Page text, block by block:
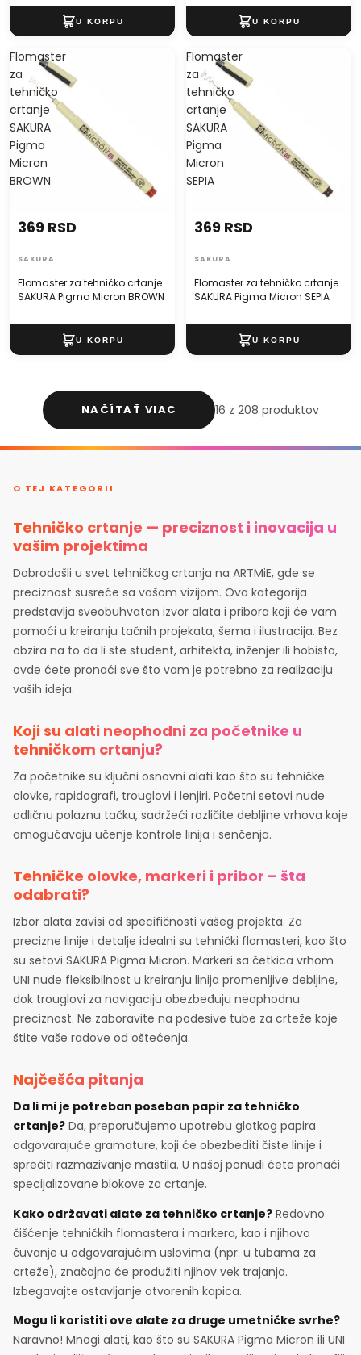
Flomaster
za
tehničko
crtanje
SAKURA
Pigma
Micron
BROWN
Flomaster za tehničko crtanje
SAKURA Pigma Micron BROWN
369 RSD
SAKURA
Flomaster
za
tehničko
crtanje
SAKURA
Pigma
Micron
SEPIA
Flomaster za tehničko crtanje
SAKURA Pigma Micron SEPIA
369 RSD
SAKURA
NAČÍTAŤ VIAC 16 z 208 produktov
O TEJ KATEGORII
Tehničko crtanje — preciznost i inovacija u
vašim projektima
Dobrodošli u svet tehničkog crtanja na ARTMiE, gde se
preciznost susreće sa vašom vizijom. Ova kategorija
predstavlja sveobuhvatan izvor alata i pribora koji će vam
pomoći u kreiranju tačnih projekata, šema i ilustracija. Bez
obzira na to da li ste student, arhitekta, inženjer ili hobista,
ovde ćete pronaći sve što vam je potrebno za realizaciju
vaših ideja.
Koji su alati neophodni za početnike u
tehničkom crtanju?
Za početnike su ključni osnovni alati kao što su tehničke
olovke, rapidografi, trouglovi i lenjiri. Početni setovi nude
odličnu polaznu tačku, sadržeći različite debljine vrhova koje
omogućavaju učenje kontrole linija i senčenja.
Tehničke olovke, markeri i pribor – šta
odabrati?
Izbor alata zavisi od specifičnosti vašeg projekta. Za
precizne linije i detalje idealni su tehnički flomasteri, kao što
su setovi SAKURA Pigma Micron. Markeri sa četkica vrhom
UNI nude fleksibilnost u kreiranju linija promenljive debljine,
dok trouglovi za navigaciju obezbeđuju neophodnu
preciznost. Ne zaboravite na podesive tube za crteže koje
štite vaše radove od oštećenja.
Najčešća pitanja
Da li mi je potreban poseban papir za tehničko
crtanje? Da, preporučujemo upotrebu glatkog papira
odgovarajuće gramature, koji će obezbediti čiste linije i
sprečiti razmazivanje mastila. U našoj ponudi ćete pronaći
specijalizovane blokove za crtanje.
Kako održavati alate za tehničko crtanje? Redovno
čišćenje tehničkih flomastera i markera, kao i njihovo
čuvanje u odgovarajućim uslovima (npr. u tubama za
crteže), značajno će produžiti njihov vek trajanja.
Izbegavajte ostavljanje otvorenih kapica.
Mogu li koristiti ove alate za druge umetničke svrhe?
Naravno! Mnogi alati, kao što su SAKURA Pigma Micron ili UNI